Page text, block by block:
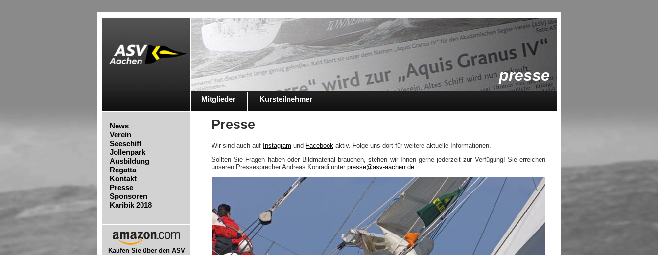
presse
Mitglieder Kursteilnehmer
News
Verein
Seeschiff
Jollenpark
Ausbildung
Regatta
Kontakt
Presse
Sponsoren
Karibik 2018
Kaufen Sie über den ASV
Presse
Wir sind auch auf Instagram und Facebook aktiv. Folge uns dort für weitere aktuelle Informationen.
Sollten Sie Fragen haben oder Bildmaterial brauchen, stehen wir Ihnen gerne jederzeit zur Verfügung! Sie erreichen
unseren Pressesprecher Andreas Konradi unter presse@asv-aachen.de